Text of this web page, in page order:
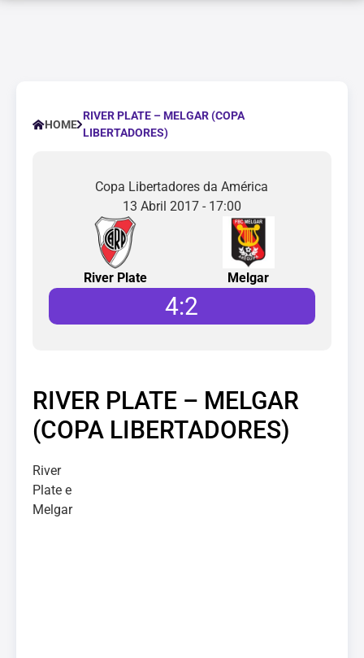
HOME
RIVER PLATE – MELGAR (COPA
LIBERTADORES)
Copa Libertadores da América
13 Abril 2017 - 17:00
River Plate Melgar
4:2
RIVER PLATE – MELGAR
(COPA LIBERTADORES)
River
Plate e
Melgar